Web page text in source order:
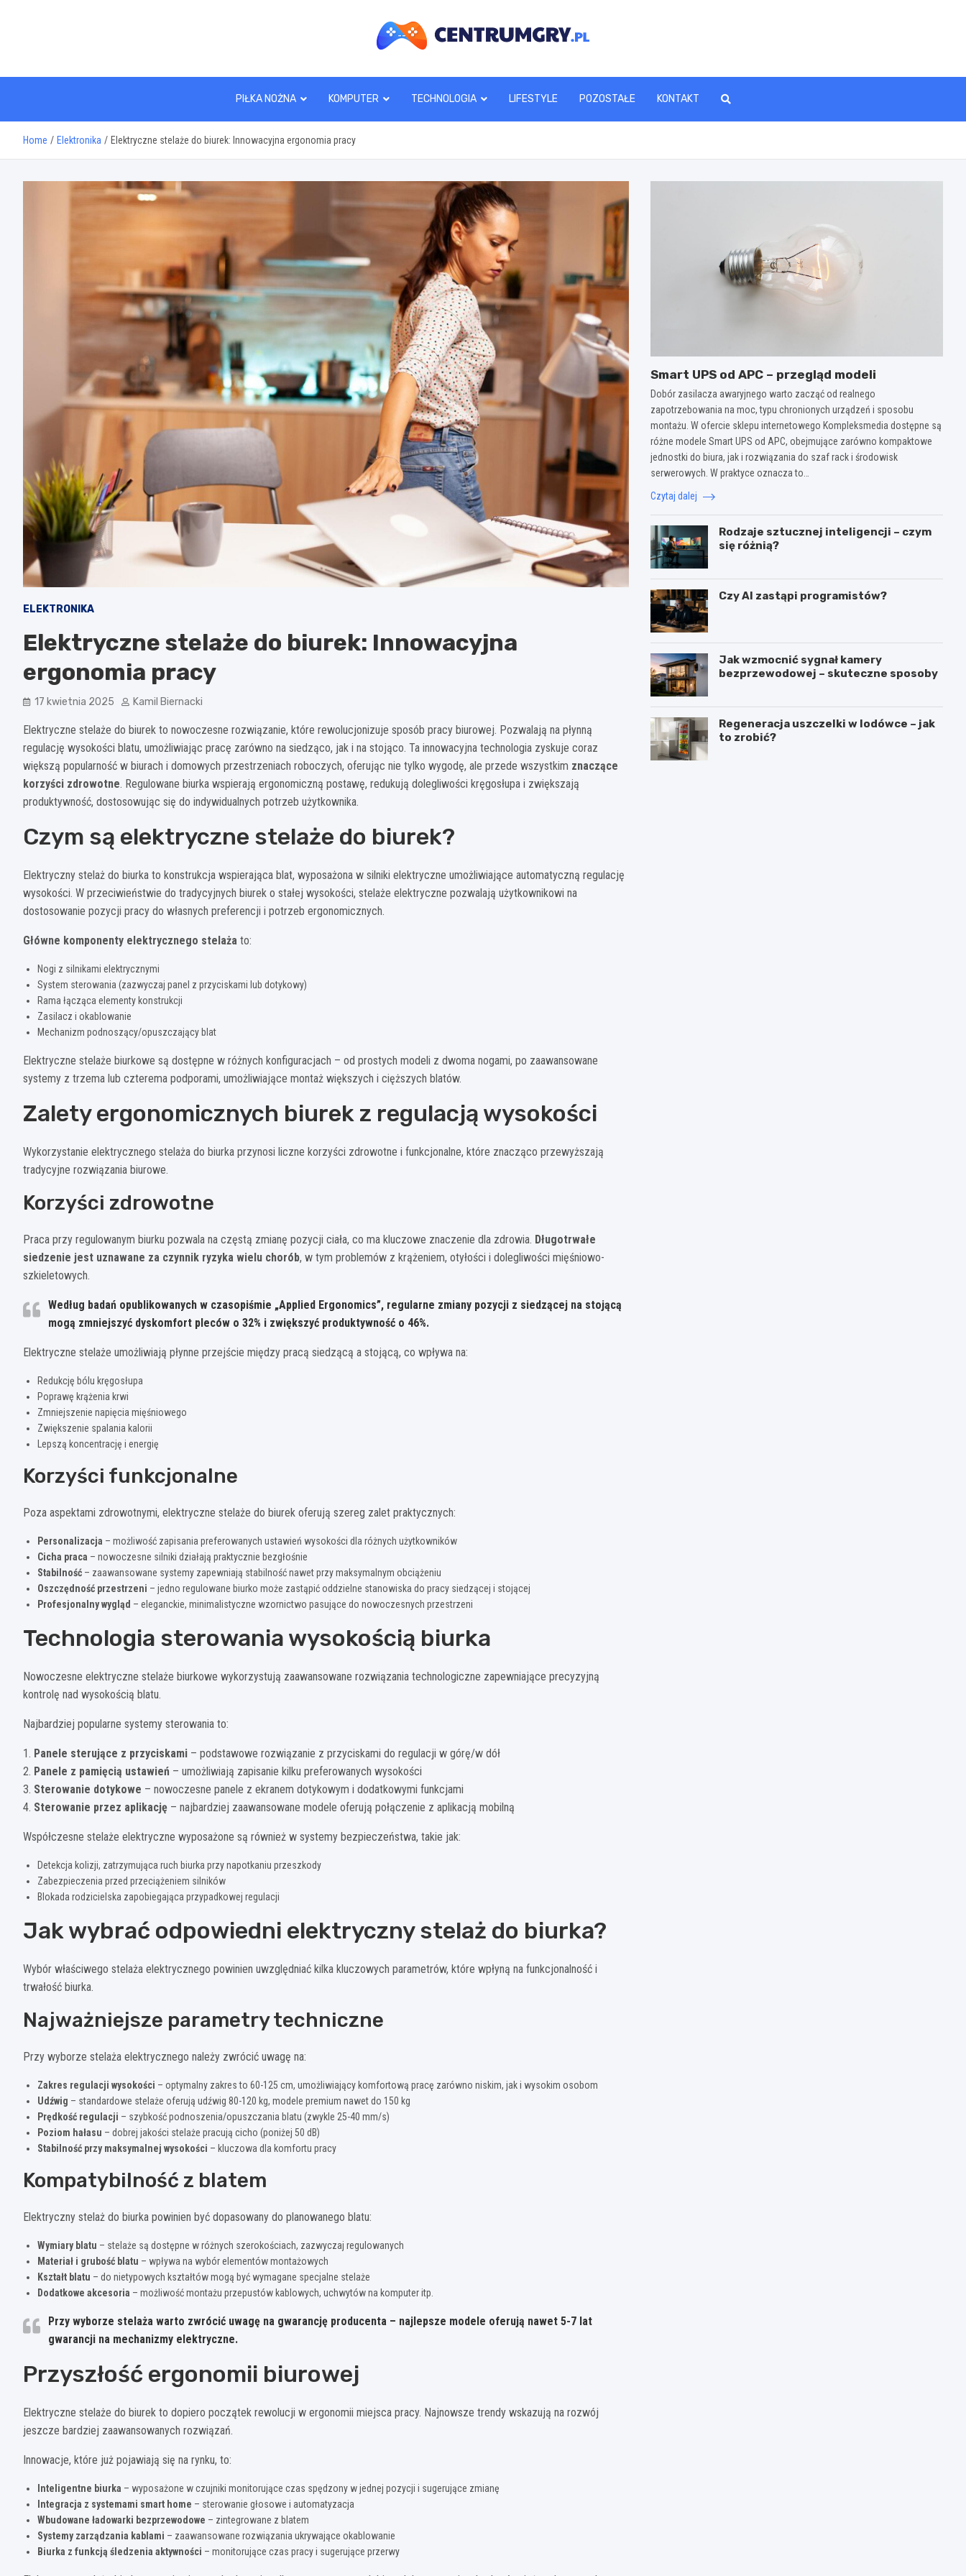
centrumgry.pl
PIŁKA NOŻNA KOMPUTER TECHNOLOGIA LIFESTYLE POZOSTAŁE KONTAKT
Home Elektronika Elektryczne stelaże do biurek: Innowacyjna ergonomia pracy
ELEKTRONIKA
Elektryczne stelaże do biurek: Innowacyjna
ergonomia pracy
17 kwietnia 2025 Kamil Biernacki
Elektryczne stelaże do biurek to nowoczesne rozwiązanie, które rewolucjonizuje sposób pracy biurowej. Pozwalają na płynną
regulację wysokości blatu, umożliwiając pracę zarówno na siedząco, jak i na stojąco. Ta innowacyjna technologia zyskuje coraz
większą popularność w biurach i domowych przestrzeniach roboczych, oferując nie tylko wygodę, ale przede wszystkim znaczące
korzyści zdrowotne. Regulowane biurka wspierają ergonomiczną postawę, redukują dolegliwości kręgosłupa i zwiększają
produktywność, dostosowując się do indywidualnych potrzeb użytkownika.
Czym są elektryczne stelaże do biurek?
Elektryczny stelaż do biurka to konstrukcja wspierająca blat, wyposażona w silniki elektryczne umożliwiające automatyczną regulację
wysokości. W przeciwieństwie do tradycyjnych biurek o stałej wysokości, stelaże elektryczne pozwalają użytkownikowi na
dostosowanie pozycji pracy do własnych preferencji i potrzeb ergonomicznych.
Główne komponenty elektrycznego stelaża to:
Nogi z silnikami elektrycznymi
System sterowania (zazwyczaj panel z przyciskami lub dotykowy)
Rama łącząca elementy konstrukcji
Zasilacz i okablowanie
Mechanizm podnoszący/opuszczający blat
Elektryczne stelaże biurkowe są dostępne w różnych konfiguracjach – od prostych modeli z dwoma nogami, po zaawansowane
systemy z trzema lub czterema podporami, umożliwiające montaż większych i cięższych blatów.
Zalety ergonomicznych biurek z regulacją wysokości
Wykorzystanie elektrycznego stelaża do biurka przynosi liczne korzyści zdrowotne i funkcjonalne, które znacząco przewyższają
tradycyjne rozwiązania biurowe.
Korzyści zdrowotne
Praca przy regulowanym biurku pozwala na częstą zmianę pozycji ciała, co ma kluczowe znaczenie dla zdrowia. Długotrwałe
siedzenie jest uznawane za czynnik ryzyka wielu chorób, w tym problemów z krążeniem, otyłości i dolegliwości mięśniowo-
szkieletowych.
Według badań opublikowanych w czasopiśmie „Applied Ergonomics”, regularne zmiany pozycji z siedzącej na stojącą
mogą zmniejszyć dyskomfort pleców o 32% i zwiększyć produktywność o 46%.
Elektryczne stelaże umożliwiają płynne przejście między pracą siedzącą a stojącą, co wpływa na:
Redukcję bólu kręgosłupa
Poprawę krążenia krwi
Zmniejszenie napięcia mięśniowego
Zwiększenie spalania kalorii
Lepszą koncentrację i energię
Korzyści funkcjonalne
Poza aspektami zdrowotnymi, elektryczne stelaże do biurek oferują szereg zalet praktycznych:
Personalizacja – możliwość zapisania preferowanych ustawień wysokości dla różnych użytkowników
Cicha praca – nowoczesne silniki działają praktycznie bezgłośnie
Stabilność – zaawansowane systemy zapewniają stabilność nawet przy maksymalnym obciążeniu
Oszczędność przestrzeni – jedno regulowane biurko może zastąpić oddzielne stanowiska do pracy siedzącej i stojącej
Profesjonalny wygląd – eleganckie, minimalistyczne wzornictwo pasujące do nowoczesnych przestrzeni
Technologia sterowania wysokością biurka
Nowoczesne elektryczne stelaże biurkowe wykorzystują zaawansowane rozwiązania technologiczne zapewniające precyzyjną
kontrolę nad wysokością blatu.
Najbardziej popularne systemy sterowania to:
1. Panele sterujące z przyciskami – podstawowe rozwiązanie z przyciskami do regulacji w górę/w dół
2. Panele z pamięcią ustawień – umożliwiają zapisanie kilku preferowanych wysokości
3. Sterowanie dotykowe – nowoczesne panele z ekranem dotykowym i dodatkowymi funkcjami
4. Sterowanie przez aplikację – najbardziej zaawansowane modele oferują połączenie z aplikacją mobilną
Współczesne stelaże elektryczne wyposażone są również w systemy bezpieczeństwa, takie jak:
Detekcja kolizji, zatrzymująca ruch biurka przy napotkaniu przeszkody
Zabezpieczenia przed przeciążeniem silników
Blokada rodzicielska zapobiegająca przypadkowej regulacji
Jak wybrać odpowiedni elektryczny stelaż do biurka?
Wybór właściwego stelaża elektrycznego powinien uwzględniać kilka kluczowych parametrów, które wpłyną na funkcjonalność i
trwałość biurka.
Najważniejsze parametry techniczne
Przy wyborze stelaża elektrycznego należy zwrócić uwagę na:
Zakres regulacji wysokości – optymalny zakres to 60-125 cm, umożliwiający komfortową pracę zarówno niskim, jak i wysokim osobom
Udźwig – standardowe stelaże oferują udźwig 80-120 kg, modele premium nawet do 150 kg
Prędkość regulacji – szybkość podnoszenia/opuszczania blatu (zwykle 25-40 mm/s)
Poziom hałasu – dobrej jakości stelaże pracują cicho (poniżej 50 dB)
Stabilność przy maksymalnej wysokości – kluczowa dla komfortu pracy
Kompatybilność z blatem
Elektryczny stelaż do biurka powinien być dopasowany do planowanego blatu:
Wymiary blatu – stelaże są dostępne w różnych szerokościach, zazwyczaj regulowanych
Materiał i grubość blatu – wpływa na wybór elementów montażowych
Kształt blatu – do nietypowych kształtów mogą być wymagane specjalne stelaże
Dodatkowe akcesoria – możliwość montażu przepustów kablowych, uchwytów na komputer itp.
Przy wyborze stelaża warto zwrócić uwagę na gwarancję producenta – najlepsze modele oferują nawet 5-7 lat
gwarancji na mechanizmy elektryczne.
Przyszłość ergonomii biurowej
Elektryczne stelaże do biurek to dopiero początek rewolucji w ergonomii miejsca pracy. Najnowsze trendy wskazują na rozwój
jeszcze bardziej zaawansowanych rozwiązań.
Innowacje, które już pojawiają się na rynku, to:
Inteligentne biurka – wyposażone w czujniki monitorujące czas spędzony w jednej pozycji i sugerujące zmianę
Integracja z systemami smart home – sterowanie głosowe i automatyzacja
Wbudowane ładowarki bezprzewodowe – zintegrowane z blatem
Systemy zarządzania kablami – zaawansowane rozwiązania ukrywające okablowanie
Biurka z funkcją śledzenia aktywności – monitorujące czas pracy i sugerujące przerwy
Smart UPS od APC – przegląd modeli
Dobór zasilacza awaryjnego warto zacząć od realnego
zapotrzebowania na moc, typu chronionych urządzeń i sposobu
montażu. W ofercie sklepu internetowego Kompleksmedia dostępne są
różne modele Smart UPS od APC, obejmujące zarówno kompaktowe
jednostki do biura, jak i rozwiązania do szaf rack i środowisk
serwerowych. W praktyce oznacza to…
Czytaj dalej
Rodzaje sztucznej inteligencji – czym
się różnią?
Czy AI zastąpi programistów?
Jak wzmocnić sygnał kamery
bezprzewodowej – skuteczne sposoby
Regeneracja uszczelki w lodówce – jak
to zrobić?